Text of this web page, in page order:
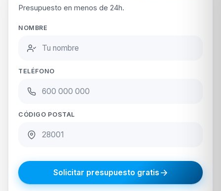
Presupuesto en menos de 24h.
NOMBRE
TELÉFONO
CÓDIGO POSTAL
Solicitar presupuesto gratis